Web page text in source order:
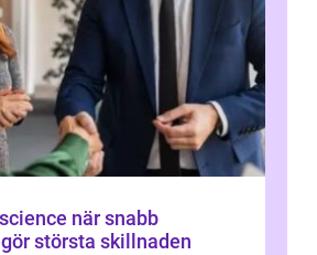
när snabb
största skillnaden